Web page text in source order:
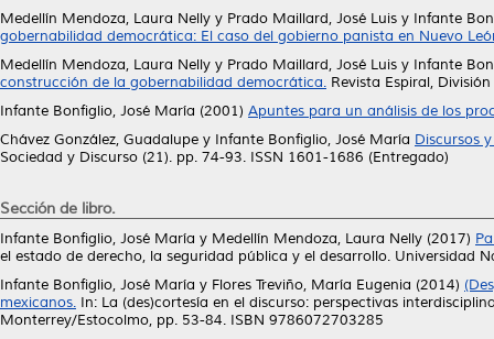
Medellín Mendoza, Laura Nelly y Prado Maillard, José Luis y Infante
gobernabilidad democrática: El caso del gobierno panista en Nuevo
Medellín Mendoza, Laura Nelly y Prado Maillard, José Luis y Infante
construcción de la gobernabilidad democrática. Revista Espiral,
Infante Bonfiglio, José María (2001) Apuntes para un análisis de los
Chávez González, Guadalupe y Infante Bonfiglio, José María Discursos
Sociedad y Discurso (21). pp. 74-93. ISSN 1601-1686 (Entregado)
Sección de libro.
Infante Bonfiglio, José María y Medellín Mendoza, Laura Nelly (2017)
el estado de derecho, la seguridad pública y el desarrollo. Universidad
Infante Bonfiglio, José María y Flores Treviño, María Eugenia (2014)
mexicanos. In: La (des)cortesía en el discurso: perspectivas
Monterrey/Estocolmo, pp. 53-84. ISBN 9786072703285